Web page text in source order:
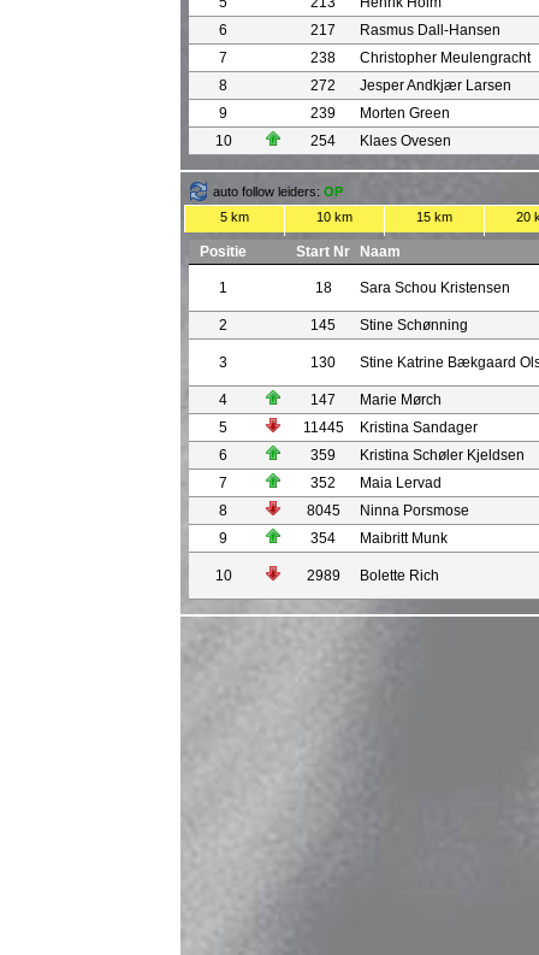
6
217
Rasmus Dall-Hansen
7
238
Christopher Meulengracht
8
272
Jesper Andkjær Larsen
9
239
Morten Green
10
254 Klaes Ovesen
auto follow leiders: OP
5 km
10 km 15 km 20
Positie Start Nr Naam
1 18 Sara Schou Kristensen
2 145 Stine Schønning
3 130 Stine Katrine Bækgaard
4 147
Marie Mørch
5
11445
Kristina Sandager
6
359
Kristina Schøler Kjeldsen
7
352
Maia Lervad
8
8045
Ninna Porsmose
9
354 Maibritt Munk
10 2989 Bolette Rich